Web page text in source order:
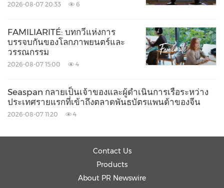
2026-08-07 20:33 6
FAMILIARITÉ: บทกวีแห่งการ
บรรจบกันของโลกภาพยนตร์และ
วรรณกรรม
2026-08-07 15:00 4
Seaspan กลายเป็นเจ้าของและผู้ดำเนินการเรือระหว่าง
ประเทศรายแรกที่เข้าถึงตลาดพันธบัตรแพนด้าของจีน
2026-08-07 11:20 4
Contact Us
Products
About PR Newswire